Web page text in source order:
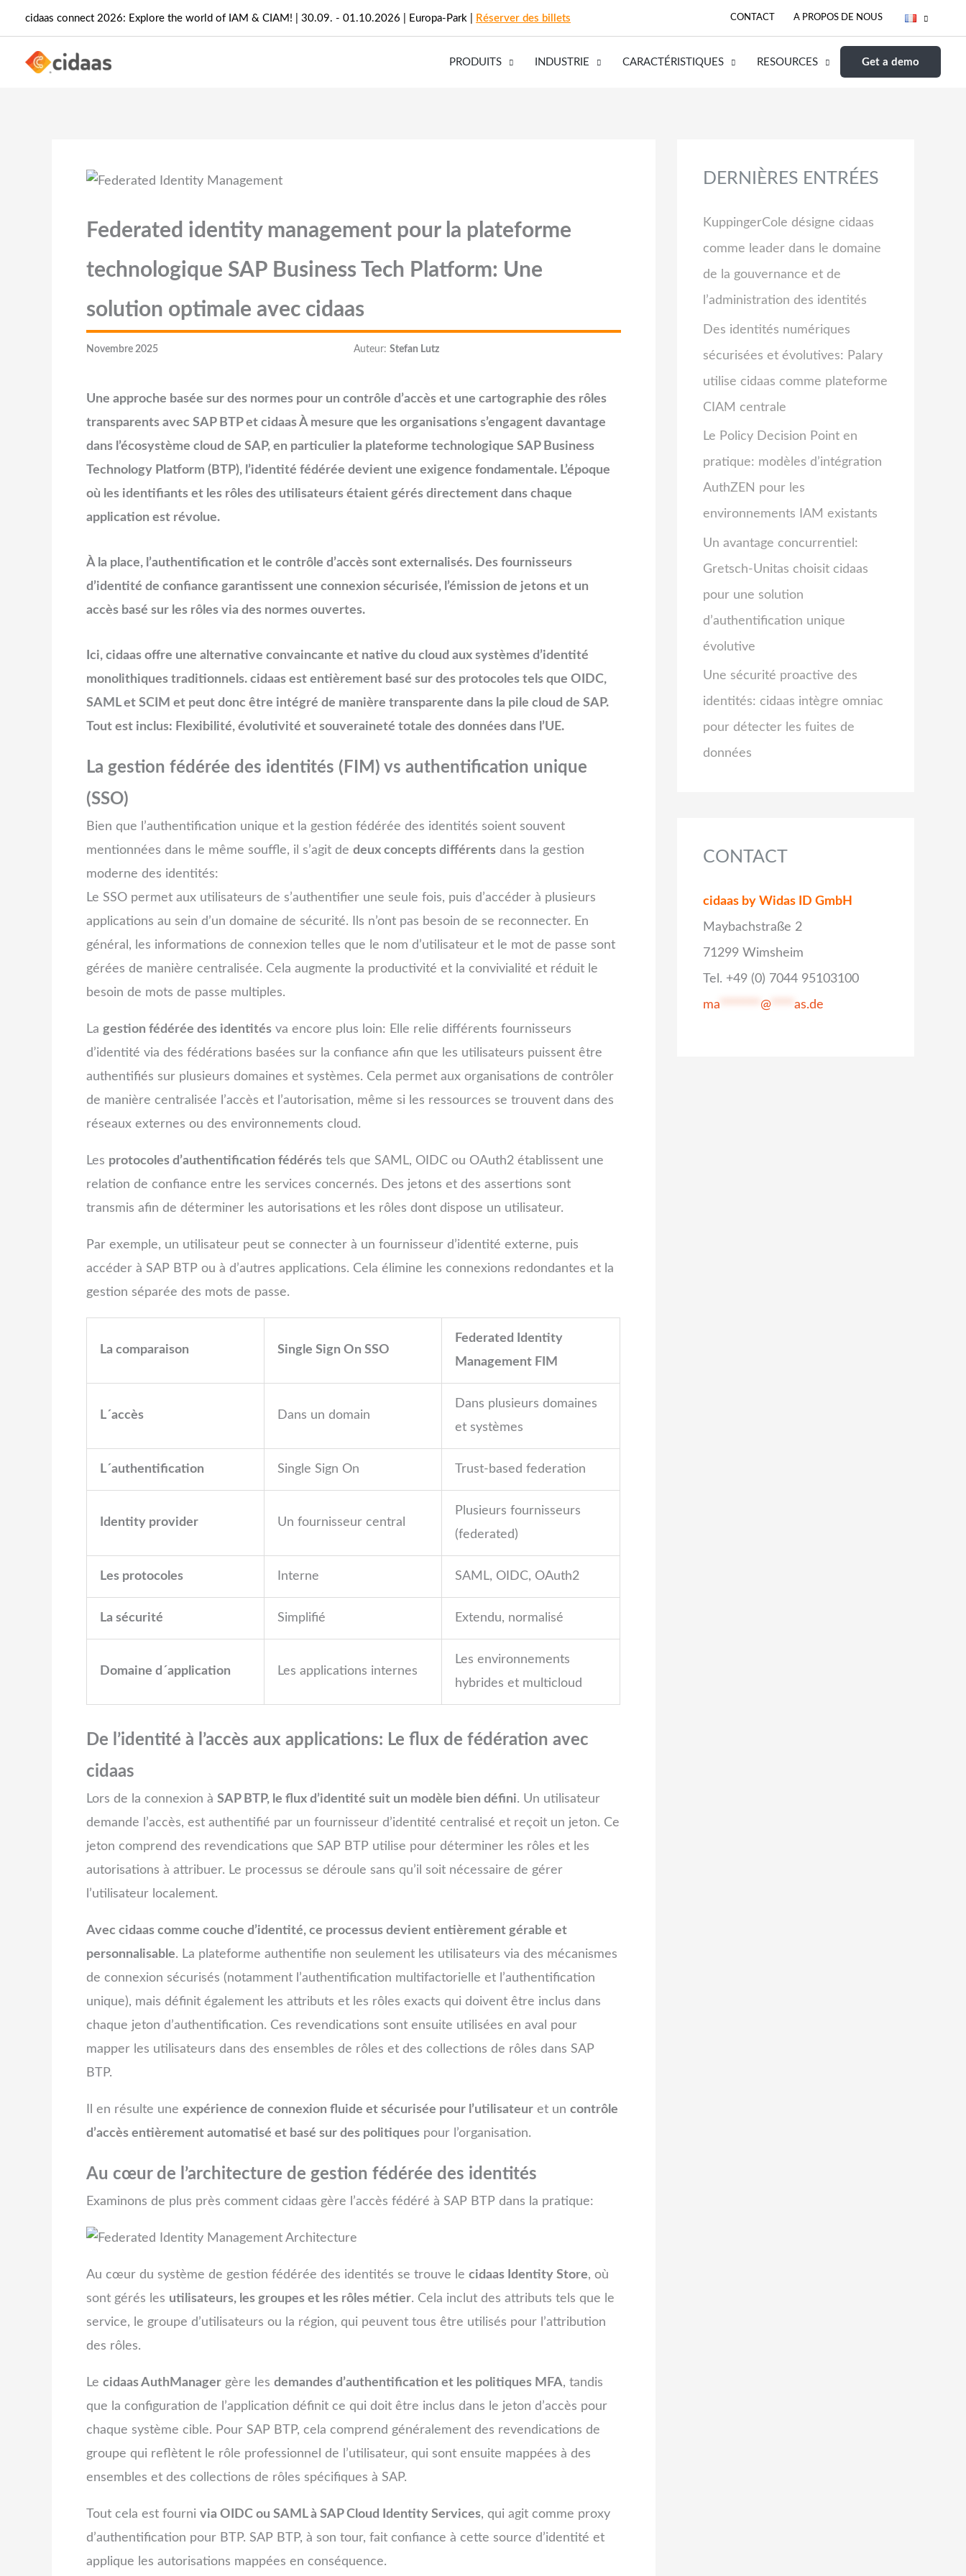
au
contenu
cidaas connect 2026: Explore the world of IAM & CIAM! | 30.09. - 01.10.2026 | Europa-Park | Réserver des billets CONTACT A PROPOS DE NOUS
PRODUITS INDUSTRIE CARACTÉRISTIQUES RESOURCES Get a demo
Federated identity management pour la plateforme
technologique SAP Business Tech Platform: Une
solution optimale avec cidaas
Novembre 2025 Auteur: Stefan Lutz
Une approche basée sur des normes pour un contrôle d’accès et une cartographie des rôles
transparents avec SAP BTP et cidaasÀ mesure que les organisations s’engagent davantage
dans l’écosystème cloud de SAP, en particulier la plateforme technologique SAP Business
Technology Platform (BTP), l’identité fédérée devient une exigence fondamentale. L’époque
où les identifiants et les rôles des utilisateurs étaient gérés directement dans chaque
application est révolue.
À la place, l’authentification et le contrôle d’accès sont externalisés. Des fournisseurs
d’identité de confiance garantissent une connexion sécurisée, l’émission de jetons et un
accès basé sur les rôles via des normes ouvertes.
Ici, cidaas offre une alternative convaincante et native du cloud aux systèmes d’identité
monolithiques traditionnels. cidaas est entièrement basé sur des protocoles tels que OIDC,
SAML et SCIM et peut donc être intégré de manière transparente dans la pile cloud de SAP.
Tout est inclus: Flexibilité, évolutivité et souveraineté totale des données dans l’UE.
La gestion fédérée des identités (FIM) vs authentification unique
(SSO)
Bien que l’authentification unique et la gestion fédérée des identités soient souvent
mentionnées dans le même souffle, il s’agit dedeux concepts différents dans la gestion
moderne des identités:
Le SSO permet aux utilisateurs de s’authentifier une seule fois, puis d’accéder à plusieurs
applications au sein d’un domaine de sécurité. Ils n’ont pas besoin de se reconnecter. En
général, les informations de connexion telles que le nom d’utilisateur et le mot de passe sont
gérées de manière centralisée. Cela augmente la productivité et la convivialité et réduit le
besoin de mots de passe multiples.
La gestion fédérée des identités va encore plus loin: Elle relie différents fournisseurs
d’identité via des fédérations basées sur la confiance afin que les utilisateurs puissent être
authentifiés sur plusieurs domaines et systèmes. Cela permet aux organisations de contrôler
de manière centralisée l’accès et l’autorisation, même si les ressources se trouvent dans des
réseaux externes ou des environnements cloud.
Les protocoles d’authentification fédérés tels que SAML, OIDC ou OAuth2 établissent une
relation de confiance entre les services concernés. Des jetons et des assertions sont
transmis afin de déterminer les autorisations et les rôles dont dispose un utilisateur.
Par exemple, un utilisateur peut se connecter à un fournisseur d’identité externe, puis
accéder à SAP BTP ou à d’autres applications. Cela élimine les connexions redondantes et la
gestion séparée des mots de passe.
La comparaison Single Sign On SSO
Federated Identity
Management FIM
L´accès Dans un domain
Dans plusieurs domaines
et systèmes
L´authentification Single Sign On Trust-based federation
Identity provider Un fournisseur central
Plusieurs fournisseurs
(federated)
Les protocoles Interne SAML, OIDC, OAuth2
La sécurité Simplifié Extendu, normalisé
Domaine d´application Les applications internes
Les environnements
hybrides et multicloud
De l’identité à l’accès aux applications: Le flux de fédération avec
cidaas
Lors de la connexion àSAP BTP, le flux d’identité suit un modèle bien défini. Un utilisateur
demande l’accès, est authentifié par un fournisseur d’identité centralisé et reçoit un jeton. Ce
jeton comprend des revendications que SAP BTP utilise pour déterminer les rôles et les
autorisations à attribuer. Le processus se déroule sans qu’il soit nécessaire de gérer
l’utilisateur localement.
Avec cidaas comme couche d’identité, ce processus devient entièrement gérable et
personnalisable. La plateforme authentifie non seulement les utilisateurs via des mécanismes
de connexion sécurisés (notamment l’authentification multifactorielle et l’authentification
unique), mais définit également les attributs et les rôles exacts qui doivent être inclus dans
chaque jeton d’authentification. Ces revendications sont ensuite utilisées en aval pour
mapper les utilisateurs dans des ensembles de rôles et des collections de rôles dans SAP
BTP.
Il en résulte uneexpérience de connexion fluide et sécurisée pour l’utilisateur et uncontrôle
d’accès entièrement automatisé et basé sur des politiques pour l’organisation.
Au cœur de l’architecture de gestion fédérée des identités
Examinons de plus près comment cidaas gère l’accès fédéré à SAP BTP dans la pratique:
Au cœur du système de gestion fédérée des identités se trouve lecidaas Identity Store, où
sont gérés les utilisateurs, les groupes et les rôles métier. Cela inclut des attributs tels que le
service, le groupe d’utilisateurs ou la région, qui peuvent tous être utilisés pour l’attribution
des rôles.
Lecidaas AuthManager gère lesdemandes d’authentification et les politiques MFA, tandis
que la configuration de l’application définit ce qui doit être inclus dans le jeton d’accès pour
chaque système cible. Pour SAP BTP, cela comprend généralement des revendications de
groupe qui reflètent le rôle professionnel de l’utilisateur, qui sont ensuite mappées à des
ensembles et des collections de rôles spécifiques à SAP.
Tout cela est fournivia OIDC ou SAML à SAP Cloud Identity Services, qui agit comme proxy
d’authentification pour BTP. SAP BTP, à son tour, fait confiance à cette source d’identité et
applique les autorisations mappées en conséquence.
DERNIÈRES ENTRÉES
KuppingerCole désigne cidaas
comme leader dans le domaine
de la gouvernance et de
l’administration des identités
Des identités numériques
sécurisées et évolutives: Palary
utilise cidaas comme plateforme
CIAM centrale
Le Policy Decision Point en
pratique: modèles d’intégration
AuthZEN pour les
environnements IAM existants
Un avantage concurrentiel:
Gretsch-Unitas choisit cidaas
pour une solution
d’authentification unique
évolutive
Une sécurité proactive des
identités: cidaas intègre omniac
pour détecter les fuites de
données
CONTACT
cidaas by Widas ID GmbH
Maybachstraße 2
71299 Wimsheim
Tel. +49 (0) 7044 95103100
ma ******* @ **** as.de